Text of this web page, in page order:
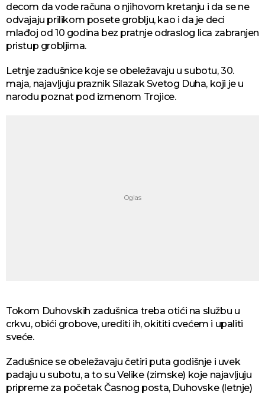
decom da vode računa o njihovom kretanju i da se ne
odvajaju prilikom posete groblju, kao i da je deci
mlađoj od 10 godina bez pratnje odraslog lica zabranjen
pristup grobljima.
Letnje zadušnice koje se obeležavaju u subotu, 30.
maja, najavljuju praznik Silazak Svetog Duha, koji je u
narodu poznat pod izmenom Trojice.
Tokom Duhovskih zadušnica treba otići na službu u
crkvu, obići grobove, urediti ih, okititi cvećem i upaliti
sveće.
Zadušnice se obeležavaju četiri puta godišnje i uvek
padaju u subotu, a to su Velike (zimske) koje najavljuju
pripreme za početak Časnog posta, Duhovske (letnje)